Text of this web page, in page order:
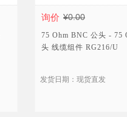
询价 ¥0.00
75 Ohm BNC 公头 - 75
头 线缆组件 RG216/U
发货日期：现货直发